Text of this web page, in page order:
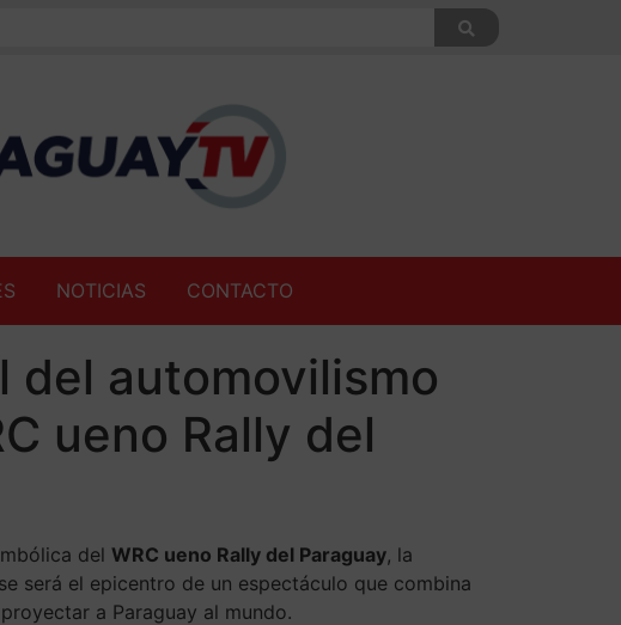
NOTICIAS CONTACTO
del automovilismo
ueno Rally del
del WRC ueno Rally del Paraguay, la
será el epicentro de un espectáculo que combina
a Paraguay al mundo.